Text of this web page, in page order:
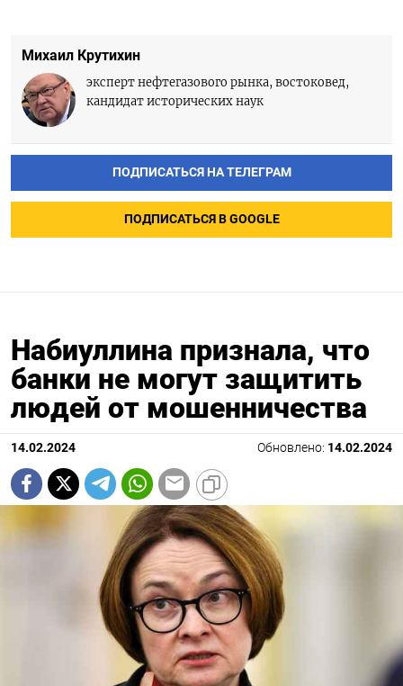
Михаил Крутихин
эксперт нефтегазового рынка, востоковед,
кандидат исторических наук
ПОДПИСАТЬСЯ НА ТЕЛЕГРАМ
ПОДПИСАТЬСЯ В GOOGLE
Набиуллина признала, что
банки не могут защитить
людей от мошенничества
14.02.2024 Обновлено: 14.02.2024